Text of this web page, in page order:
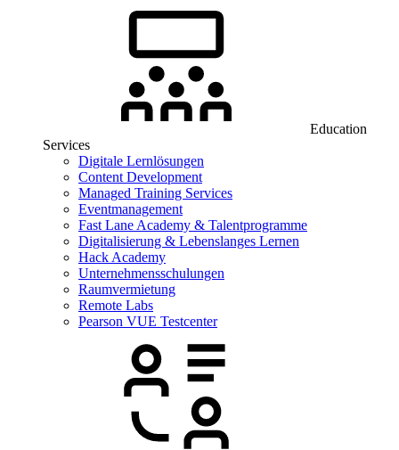
Education
Services
Digitale Lernlösungen
Content Development
Managed Training Services
Eventmanagement
Fast Lane Academy & Talentprogramme
Digitalisierung & Lebenslanges Lernen
Hack Academy
Unternehmensschulungen
Raumvermietung
Remote Labs
Pearson VUE Testcenter